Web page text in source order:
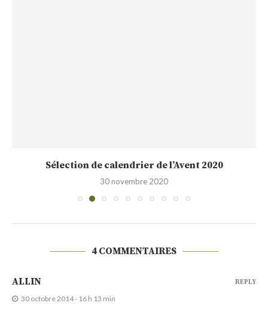
Sélection de calendrier de l’Avent 2020
30 novembre 2020
4 COMMENTAIRES
ALLIN
30 octobre 2014 - 16 h 13 min
REPLY